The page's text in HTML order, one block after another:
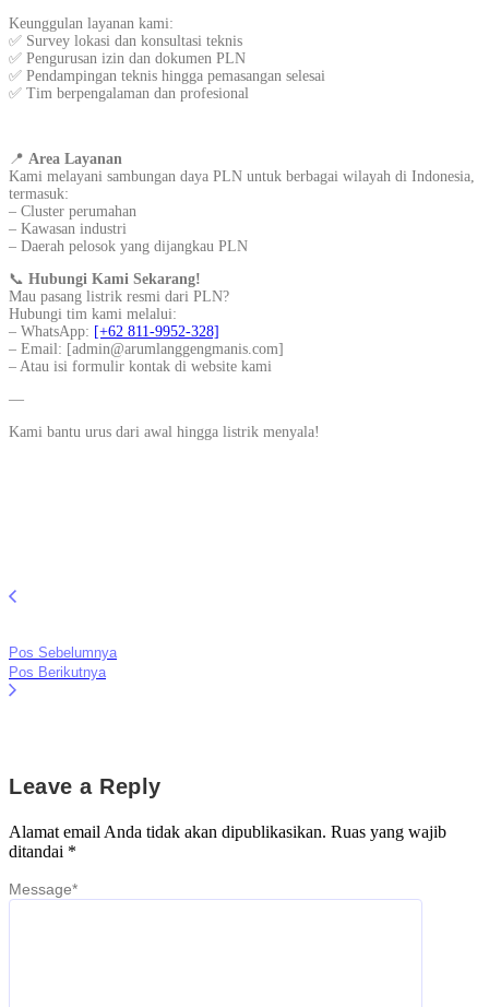
Keunggulan layanan kami:
✅ Survey lokasi dan konsultasi teknis
✅ Pengurusan izin dan dokumen PLN
✅ Pendampingan teknis hingga pemasangan selesai
✅ Tim berpengalaman dan profesional
📍 Area Layanan
Kami melayani sambungan daya PLN untuk berbagai wilayah di Indonesia,
termasuk:
– Cluster perumahan
– Kawasan industri
– Daerah pelosok yang dijangkau PLN
📞 Hubungi Kami Sekarang!
Mau pasang listrik resmi dari PLN?
Hubungi tim kami melalui:
– WhatsApp: [+62 811-9952-328]
– Email: [admin@arumlanggengmanis.com]
– Atau isi formulir kontak di website kami
—
Kami bantu urus dari awal hingga listrik menyala!
Pos Sebelumnya
Pos Berikutnya
Leave a Reply
Alamat email Anda tidak akan dipublikasikan. Ruas yang wajib
ditandai *
Message*